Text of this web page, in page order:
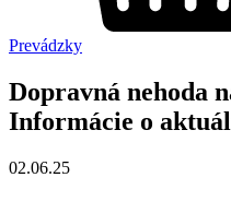
Prevádzky
Dopravná nehoda
Informácie o
02.06.25